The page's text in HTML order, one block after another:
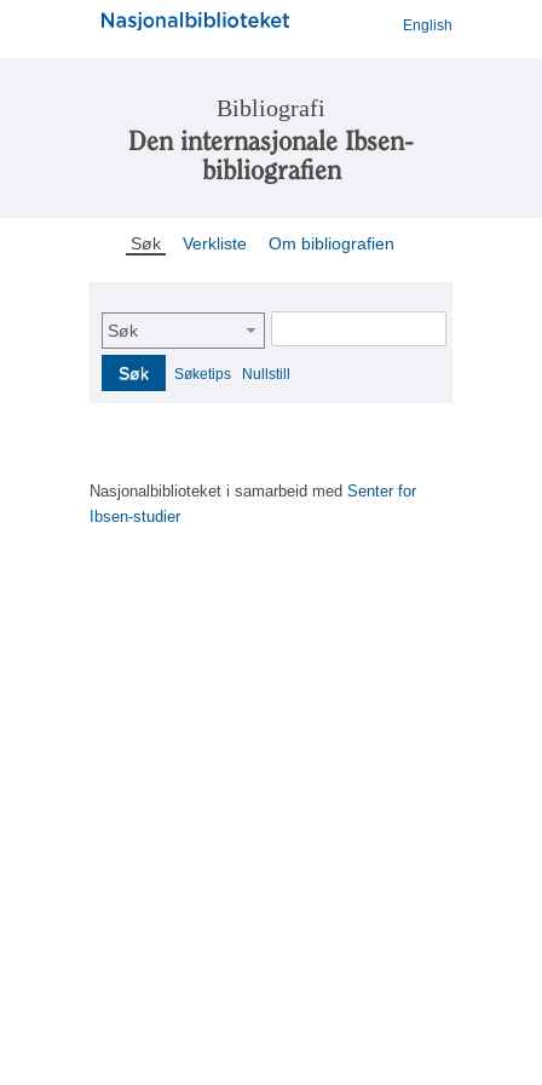
English
Bibliografi
Den internasjonale Ibsen-
bibliografien
Søk Verkliste Om bibliografien
Søk
Søk Søketips Nullstill
Nasjonalbiblioteket i samarbeid med Senter for
Ibsen-studier